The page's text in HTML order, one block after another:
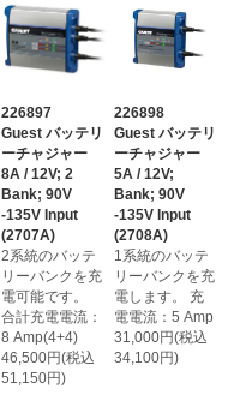
226897
Guest バッテリ
ーチャジャー
8A / 12V; 2
Bank; 90V
-135V Input
(2707A)
2系統のバッテ
リーバンクを充
電可能です。
合計充電電流：
8 Amp(4+4)
46,500円(税込
51,150円)
226898
Guest バッテリ
ーチャジャー
5A / 12V;
Bank; 90V
-135V Input
(2708A)
1系統のバッテ
リーバンクを充
電します。 充
電電流：5 Amp
31,000円(税込
34,100円)